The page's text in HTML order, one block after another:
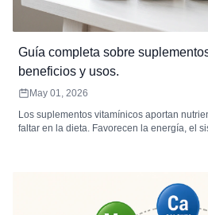
Guía completa sobre
beneficios y usos.
May 01, 2026
Los suplementos vitamínicos aportan
faltar en la dieta. Favorecen la energía, el